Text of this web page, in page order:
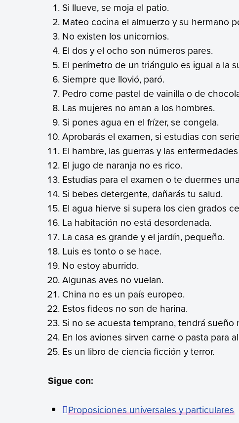
Si llueve, se moja el patio.
Mateo cocina el almuerzo y su hermano
No existen los unicornios.
El dos y el ocho son números pares.
El perímetro de un triángulo es igual a la
Siempre que llovió, paró.
Pedro come pastel de vainilla o de
Las mujeres no aman a los hombres.
Si pones agua en el frízer, se congela.
Aprobarás el examen, si estudias con
El hambre, las guerras y las
El jugo de naranja no es rico.
Estudias para el examen o te duermes
Si bebes detergente, dañarás tu salud.
El agua hierve si supera los cien grados
La habitación no está desordenada.
La casa es grande y el jardín, pequeño.
Luis es tonto o se hace.
No estoy aburrido.
Algunas aves no vuelan.
China no es un país europeo.
Estos fideos no son de harina.
Si no se acuesta temprano, tendrá sueño
En los aviones sirven carne o pasta para
Es un libro de ciencia ficción y terror.
Sigue con:
Proposiciones universales y particulares